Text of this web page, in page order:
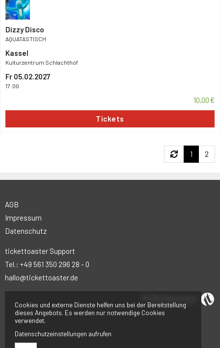
Dizzy Disco
AQUATASTISCH
Kassel
Kulturzentrum Schlachthof
Fr 05.02.2027
17:00
10,00 €
Tickets
1 2
AGB
Impressum
Datenschutz
tickettoaster Support
Tel.: +49 561 350 296 28 - 0
hallo@tickettoaster.de
Cookies und externe Dienste helfen uns bei der Bereitstellung
dieses Angebots. Es werden nur notwendige Cookies
verwendet.
Datenschutzeinstellungen aufrufen